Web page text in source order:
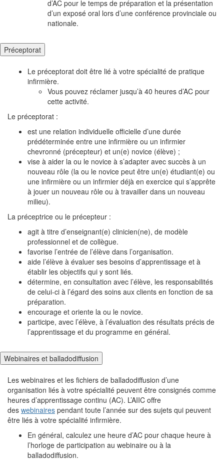
d’AC pour le temps de préparation et la présentation
d’un exposé oral lors d’une conférence provinciale ou
nationale.
Préceptorat
Le préceptorat doit être lié à votre spécialité de pratique
infirmière.
Vous pouvez réclamer jusqu’à 40 heures d’AC pour
cette activité.
Le préceptorat :
est une relation individuelle officielle d’une durée
prédéterminée entre une infirmière ou un infirmier
chevronné (précepteur) et un(e) novice (élève) ;
vise à aider la ou le novice à s’adapter avec succès à un
nouveau rôle (la ou le novice peut être un(e) étudiant(e) ou
une infirmière ou un infirmier déjà en exercice qui s’apprête
à jouer un nouveau rôle ou à travailler dans un nouveau
milieu).
La préceptrice ou le précepteur :
agit à titre d’enseignant(e) clinicien(ne), de modèle
professionnel et de collègue.
favorise l’entrée de l’élève dans l’organisation.
aide l’élève à évaluer ses besoins d’apprentissage et à
établir les objectifs qui y sont liés.
détermine, en consultation avec l’élève, les responsabilités
de celui-ci à l’égard des soins aux clients en fonction de sa
préparation.
encourage et oriente la ou le novice.
participe, avec l’élève, à l’évaluation des résultats précis de
l’apprentissage et du programme en général.
Webinaires et balladodiffusion
Les webinaires et les fichiers de balladodiffusion d’une
organisation liés à votre spécialité peuvent être consignés comme
heures d’apprentissage continu (AC). L’AIIC offre
des webinaires pendant toute l’année sur des sujets qui peuvent
être liés à votre spécialité infirmière.
En général, calculez une heure d’AC pour chaque heure à
l’horloge de participation au webinaire ou à la
balladodiffusion.